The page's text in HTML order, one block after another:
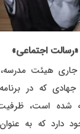
اجتماعی»
جاری هیئت
که در
شده است،
دارد که به